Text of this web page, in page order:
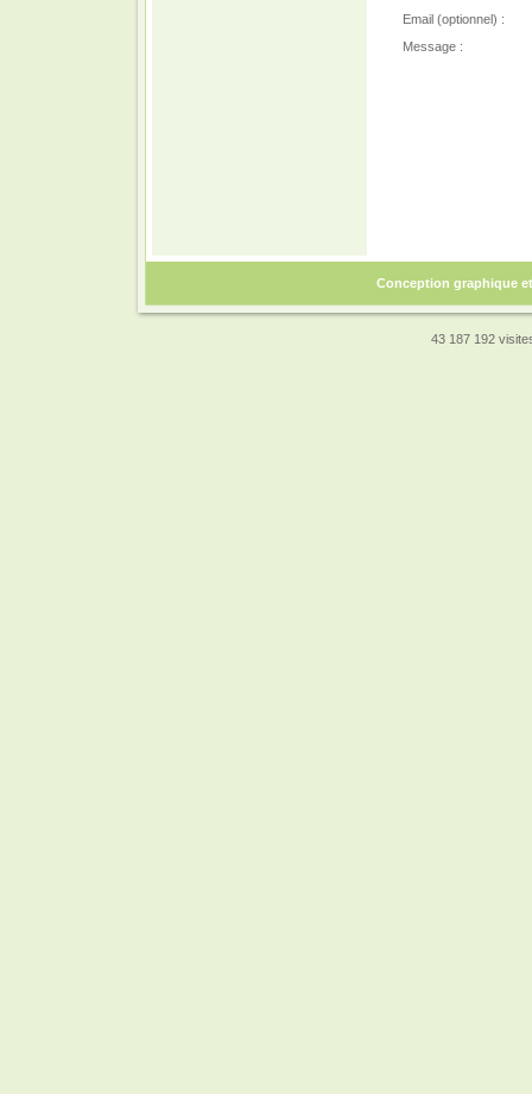
Email (optionnel) :
Message :
Conception graphique
43 187 192